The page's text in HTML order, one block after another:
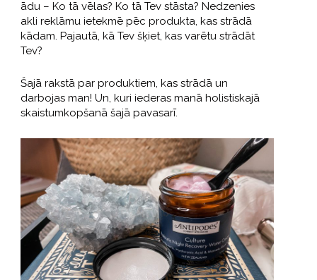
ādu – Ko tā vēlas? Ko tā Tev stāsta? Nedzenies
akli reklāmu ietekmē pēc produkta, kas strādā
kādam. Pajautā, kā Tev šķiet, kas varētu strādāt
Tev?
Šajā rakstā par produktiem, kas strādā un
darbojas man! Un, kuri iederas manā holistiskajā
skaistumkopšanā šajā pavasarī.